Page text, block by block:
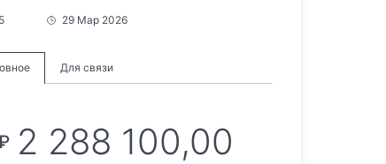
29 Мар 2026
Для связи
2 288 100,00